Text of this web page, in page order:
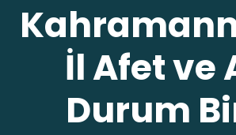
İl Afet ve
Durum